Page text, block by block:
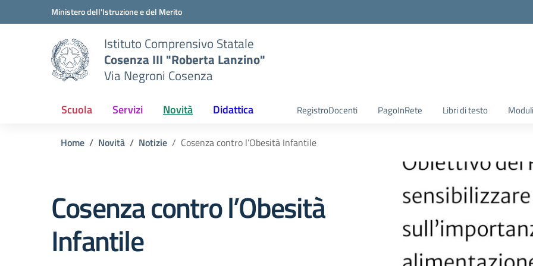
Vai ai contenuti
Vai al menu di navigazioneMinistero dell'Istruzione e del Merito
Istituto Comprensivo Statale
Cosenza III "Roberta Lanzino"
Via Negroni Cosenza
Scuola Servizi Novità Didattica RegistroDocenti PagoInRete Libri di testo
Home Novità Notizie Cosenza contro l’Obesità Infantile
Cosenza contro l’Obesità
Infantile